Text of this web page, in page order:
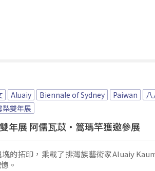
Aluaiy Biennale of Sydney Paiwan 八
梨雙年展
年展 阿儒瓦苡‧篙瑪竿獲邀參展
塊的拓印，乘載了排灣族藝術家Aluaiy
。